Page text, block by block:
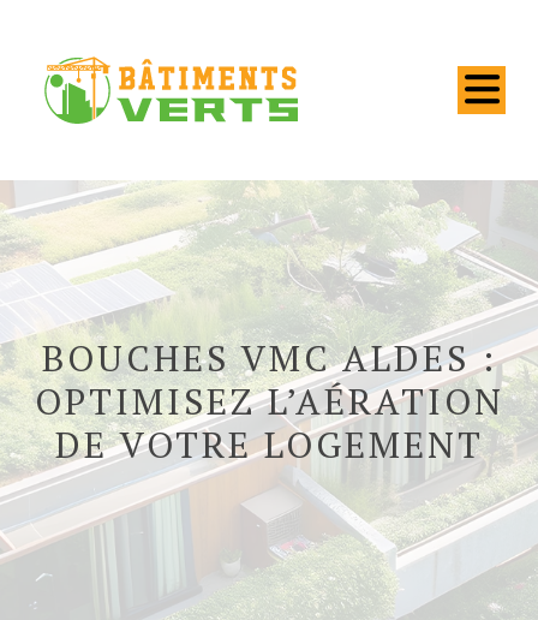
BOUCHES VMC ALDES :
OPTIMISEZ L’AÉRATION
DE VOTRE LOGEMENT